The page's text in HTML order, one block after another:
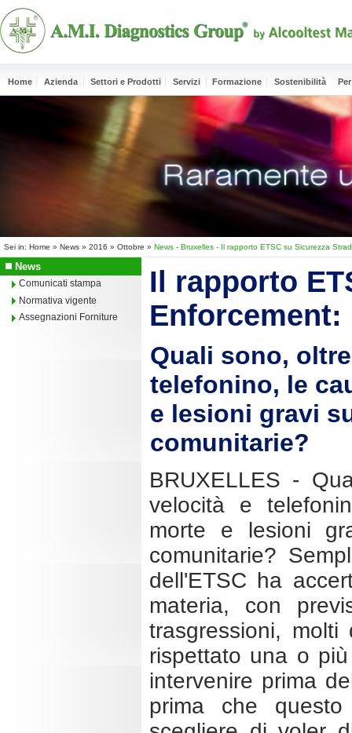
Home Azienda Settori e Prodotti Servizi Formazione Sostenibilità
Sei in: Home » News » 2016 » Ottobre » News - Bruxelles - Il rapporto ETSC su Sicurezza
News
Comunicati stampa
Normativa vigente
Assegnazioni Forniture
Il rapporto
Enforcement:
Quali sono,
telefonino, le
e lesioni gravi
comunitarie?
BRUXELLES -
velocità e
morte e lesioni
comunitarie?
dell'ETSC ha
materia, con
trasgressioni,
rispettato una o
intervenire prima
prima che